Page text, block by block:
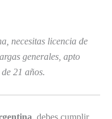
necesitas licencia de
generales, apto
21 años.
, debes cumplir